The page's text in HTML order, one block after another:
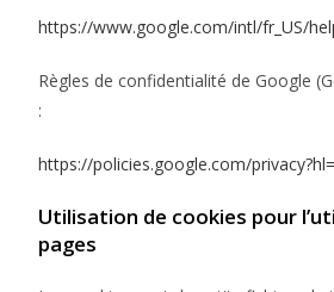
https://www.google.com/intl/fr_US/
Règles de confidentialité de Google
:
https://policies.google.com/
Utilisation de cookies pour
pages